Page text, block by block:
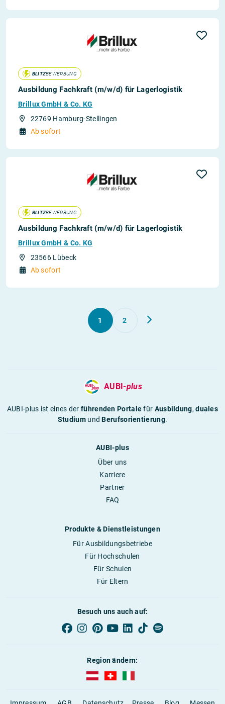
BLITZBEWERBUNG
Ausbildung Fachkraft (m/w/d) für Lagerlogistik
Brillux GmbH & Co. KG
22769 Hamburg-Stellingen
Ab sofort
BLITZBEWERBUNG
Ausbildung Fachkraft (m/w/d) für Lagerlogistik
Brillux GmbH & Co. KG
23566 Lübeck
Ab sofort
1 2
AUBI-plus
AUBI-plus ist eines derführenden Portalefür Ausbildung,duales
StudiumundBerufsorientierung.
AUBI-plus
Über uns
Karriere
Partner
FAQ
Produkte & Dienstleistungen
Für Ausbildungsbetriebe
Für Hochschulen
Für Schulen
Für Eltern
Besuch uns auch auf:
Region ändern:
AUBI-plus Österreich (deutsch)